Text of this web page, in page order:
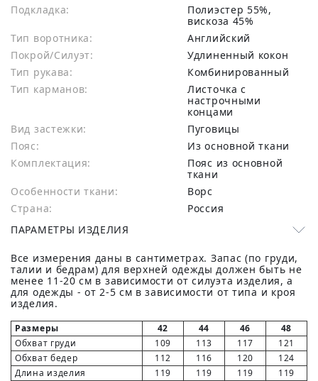
Подкладка:
Полиэстер 55%,
вискоза 45%
Тип воротника:
Английский
Покрой/Силуэт:
Удлиненный кокон
Тип рукава:
Комбинированный
Тип карманов:
Листочка с
настрочными
концами
Вид застежки:
Пуговицы
Пояс:
Из основной ткани
Комплектация:
Пояс из основной
ткани
Особенности ткани:
Ворс
Страна:
Россия
ПАРАМЕТРЫ ИЗДЕЛИЯ
Все измерения даны в сантиметрах. Запас (по груди,
талии и бедрам) для верхней одежды должен быть не
менее 11-20 см в зависимости от силуэта изделия, а
для одежды - от 2-5 см в зависимости от типа и кроя
изделия.
Размеры 42 44 46
48
Обхват груди
109 113 117
121
Обхват бедер
112 116 120
124
Длина изделия
119 119 119
119